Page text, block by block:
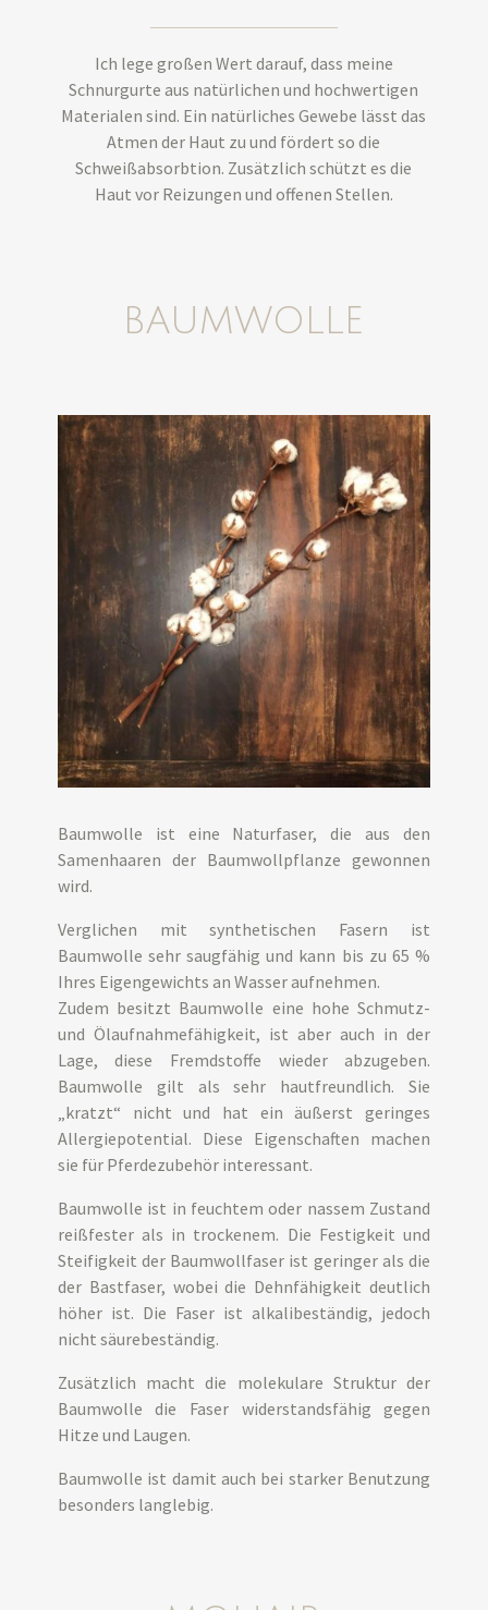
Ich lege großen Wert darauf, dass meine
Schnurgurte aus natürlichen und hochwertigen
Materialen sind. Ein natürliches Gewebe lässt das
Atmen der Haut zu und fördert so die
Schweißabsorbtion. Zusätzlich schützt es die
Haut vor Reizungen und offenen Stellen.
BAUMWOLLE
Baumwolle ist eine Naturfaser, die aus den
Samenhaaren der Baumwollpflanze gewonnen
wird.
Verglichen mit synthetischen Fasern ist
Baumwolle sehr saugfähig und kann bis zu 65 %
Ihres Eigengewichts an Wasser aufnehmen.
Zudem besitzt Baumwolle eine hohe Schmutz-
und Ölaufnahmefähigkeit, ist aber auch in der
Lage, diese Fremdstoffe wieder abzugeben.
Baumwolle gilt als sehr hautfreundlich. Sie
„kratzt“ nicht und hat ein äußerst geringes
Allergiepotential. Diese Eigenschaften machen
sie für Pferdezubehör interessant.
Baumwolle ist in feuchtem oder nassem Zustand
reißfester als in trockenem. Die Festigkeit und
Steifigkeit der Baumwollfaser ist geringer als die
der Bastfaser, wobei die Dehnfähigkeit deutlich
höher ist. Die Faser ist alkalibeständig, jedoch
nicht säurebeständig.
Zusätzlich macht die molekulare Struktur der
Baumwolle die Faser widerstandsfähig gegen
Hitze und Laugen.
Baumwolle ist damit auch bei starker Benutzung
besonders langlebig.